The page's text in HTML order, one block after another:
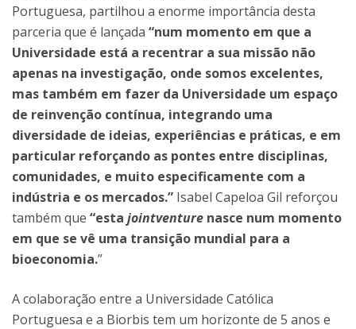
Portuguesa, partilhou a enorme importância desta
parceria que é lançada “num momento em que a
Universidade está a recentrar a sua missão não
apenas na investigação, onde somos excelentes,
mas também em fazer da Universidade um espaço
de reinvenção contínua, integrando uma
diversidade de ideias, experiências e práticas, e em
particular reforçando as pontes entre disciplinas,
comunidades, e muito especificamente com a
indústria e os mercados.” Isabel Capeloa Gil reforçou
também que “esta jointventure nasce num momento
em que se vê uma transição mundial para a
bioeconomia.”
A colaboração entre a Universidade Católica
Portuguesa e a Biorbis tem um horizonte de 5 anos e